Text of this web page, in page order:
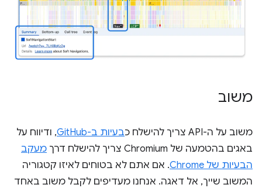
משוב
משוב על ה-API צריך להישלח כ בעיות ב-GitHub
, ודיווח על
באגים בהטמעה של Chromium צריך להישלח דרך
מעקב
הבעיות של Chrome
. אם אתם לא בטוחים לאיזו קטגוריה
המשוב שייך, אל דאגה. אנחנו מעדיפים לקבל משוב באחד